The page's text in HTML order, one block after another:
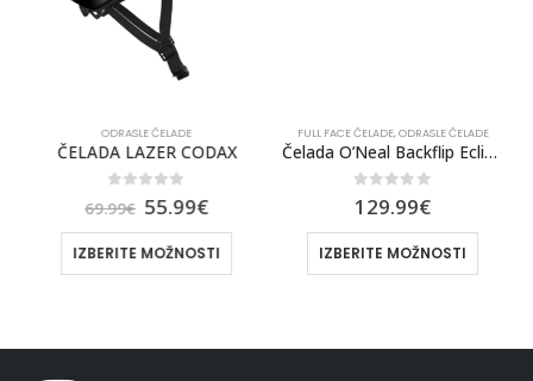
ODRASLE ČELADE
ČELADA LAZER CODAX
out of 5
69.99€ 55.99€
IZBERITE MOŽNOSTI
FULL FACE ČELADE,ODRASLE ČELADE
Čelada O’Neal Backflip Eclipse Solid
0 out of 5
129.99€
IZBERITE MOŽNOSTI